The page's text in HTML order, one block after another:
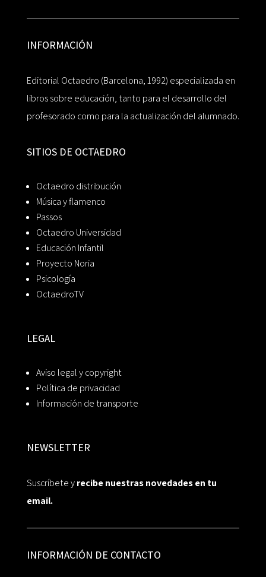
INFORMACIÓN
Editorial Octaedro (Barcelona, 1992) especializada en
libros sobre educación, tanto para el desarrollo del
profesorado como para la actualización del alumnado.
SITIOS DE OCTAEDRO
Octaedro distribución
Música y flamenco
Passos
Octaedro Universidad
Educación Infantil
Proyecto Noria
Psicología
OctaedroTV
LEGAL
Aviso legal y copyright
Política de privacidad
Información de transporte
NEWSLETTER
Suscríbete yrecibe nuestras novedades en tu
email.
INFORMACIÓN DE CONTACTO